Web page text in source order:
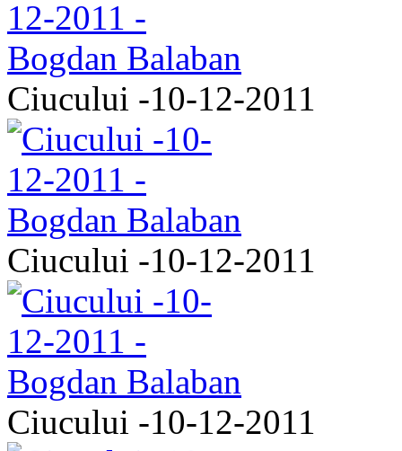
Ciucului -10-12-2011
Ciucului -10-12-2011
Ciucului -10-12-2011